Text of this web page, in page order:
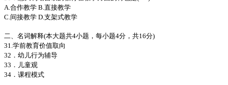
A.合作教学 B.直接教学
C.间接教学 D.支架式教学
二、名词解释(本大题共4小题，每小题4分，共16分)
31.学前教育价值取向
32．幼儿行为辅导
33．儿童观
34．课程模式